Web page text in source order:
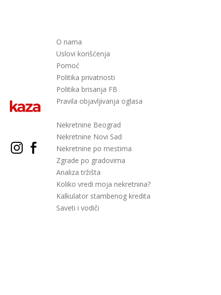
O nama
Uslovi korišćenja
Pomoć
Politika privatnosti
Politika brisanja FB
Pravila objavljivanja oglasa
Nekretnine Beograd
Nekretnine Novi Sad
Nekretnine po mestima
Zgrade po gradovima
Analiza tržišta
Koliko vredi moja nekretnina?
Kalkulator stambenog kredita
Saveti i vodiči